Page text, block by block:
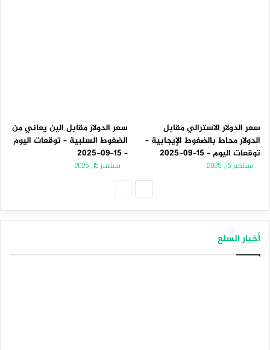
سعر الدولار الاسترالي مقابل
الدولار محاط بالضغوط الإيجابية –
توقعات اليوم – 15-09-2025
سبتمبر 15, 2025
سعر الدولار مقابل الين يعاني من
الضغوط السلبية – توقعات اليوم
– 15-09-2025
سبتمبر 15, 2025
أخبار السلع